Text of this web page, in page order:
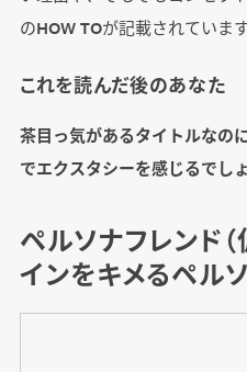
のHOW TOが記載されています
これを読んだ後のあなた
茶目っ気があるタイトルなの
でエクスタシーを感じるでし
ペルソナフレンド
インをキメるペル